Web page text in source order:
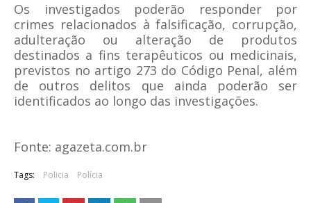
Os investigados poderão responder por
crimes relacionados à falsificação, corrupção,
adulteração ou alteração de produtos
destinados a fins terapêuticos ou medicinais,
previstos no artigo 273 do Código Penal, além
de outros delitos que ainda poderão ser
identificados ao longo das investigações.
Fonte: agazeta.com.br
Tags: Policia Polícia